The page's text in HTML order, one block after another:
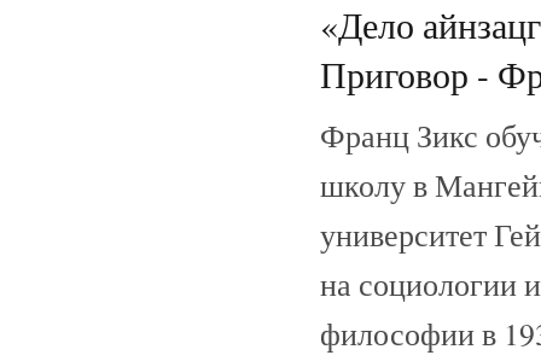
«Дело
Приговор -
Франц Зикс
школу в
университет
на социологии
философии в